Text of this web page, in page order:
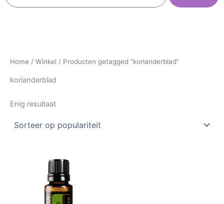
Home / Winkel / Producten getagged “korianderblad”
korianderblad
Enig resultaat